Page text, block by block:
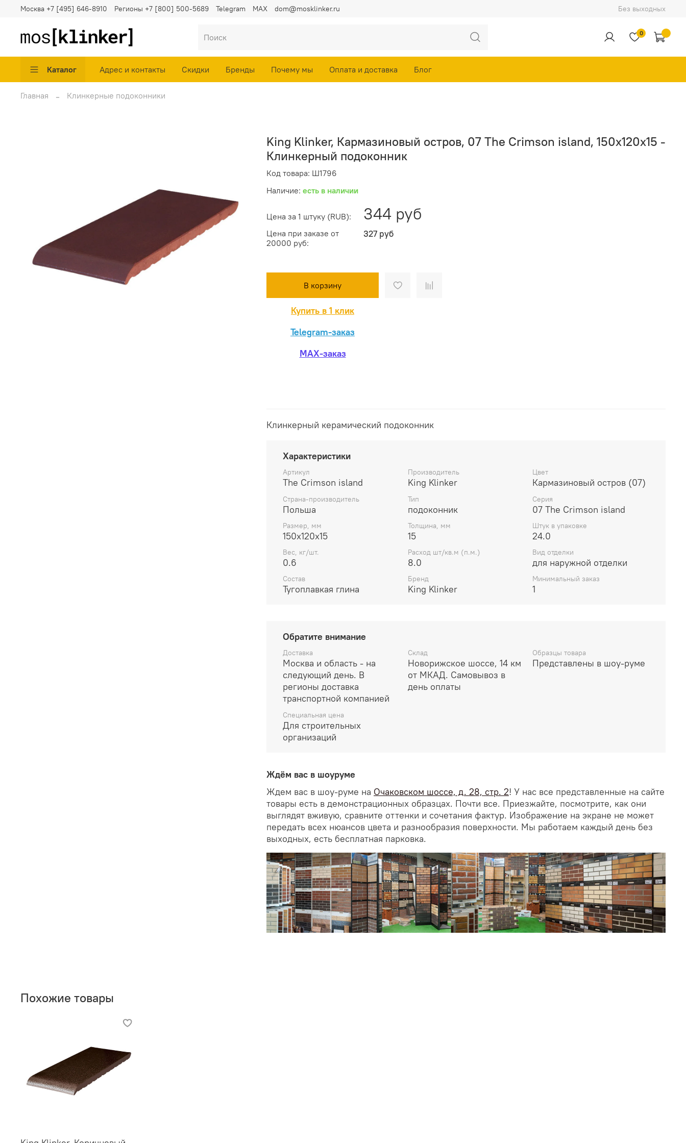
Без выходных
Москва +7 [495] 646-8910 Регионы +7 [800] 500-5689 Telegram MAX dom@mosklinker.ru
0
Каталог Адрес и контакты Скидки Бренды Почему мы Оплата и доставка Блог
Главная Клинкерные подоконники
King Klinker, Кармазиновый остров, 07 The Crimson island, 150x120x15 -
Клинкерный подоконник
Код товара: Ш1796
Наличие: есть в наличии
Цена за 1 штуку (RUB): 344 руб
Цена при заказе от
20000 руб:
327 руб
В корзину
Купить в 1 клик
Telegram-заказ
MAX-заказ
Клинкерный керамический подоконник
Характеристики
Артикул
The Crimson island
Производитель
King Klinker
Цвет
Кармазиновый остров (07)
Страна-производитель
Польша
Тип
подоконник
Серия
07 The Crimson island
Размер, мм
150x120x15
Толщина, мм
15
Штук в упаковке
24.0
Вес, кг/шт.
0.6
Расход шт/кв.м (п.м.)
8.0
Вид отделки
для наружной отделки
Состав
Тугоплавкая глина
Бренд
King Klinker
Минимальный заказ
1
Обратите внимание
Доставка
Москва и область - на
следующий день. В
регионы доставка
транспортной компанией
Склад
Новорижское шоссе, 14 км
от МКАД. Самовывоз в
день оплаты
Образцы товара
Представлены в шоу-руме
Специальная цена
Для строительных
организаций
Ждём вас в шоуруме
Ждем вас в шоу-руме на Очаковском шоссе, д. 28, стр. 2! У нас все представленные на сайте
товары есть в демонстрационных образцах. Почти все. Приезжайте, посмотрите, как они
выглядят вживую, сравните оттенки и сочетания фактур. Изображение на экране не может
передать всех нюансов цвета и разнообразия поверхности. Мы работаем каждый день без
выходных, есть бесплатная парковка.
Похожие товары